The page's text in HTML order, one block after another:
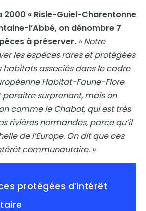
2000 « Risle-Guiel-Charentonne
l’Abbé, on dénombre 7
à préserver. « Notre
les espèces rares et protégées
habitats associés dans le cadre
Habitat-Faune-Flore
paraître surprenant, mais on
comme le Chabot, qui est très
rivières normandes, parce qu’il
de l’Europe. On dit que ces
communautaire. »
protégées d’intérêt